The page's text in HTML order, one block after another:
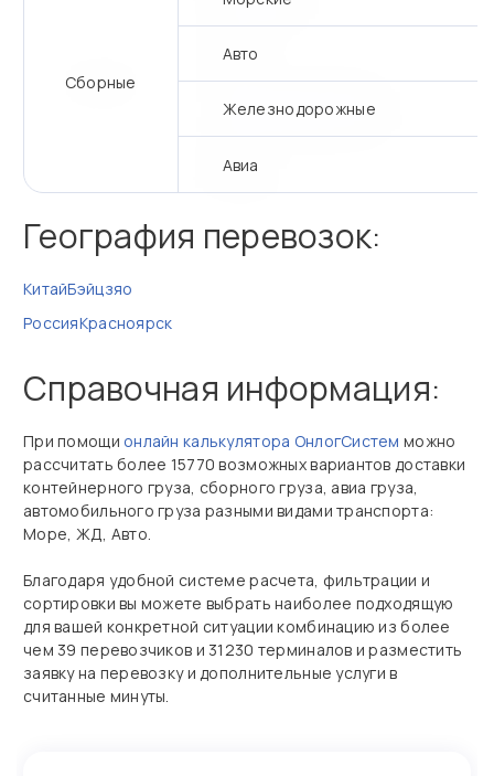
Сборные
Авто
Железнодорожные
Авиа
География перевозок:
КитайБэйцзяо
РоссияКрасноярск
Справочная информация:
При помощи онлайн калькулятора ОнлогСистем можно
рассчитать более 15770 возможных вариантов доставки
контейнерного груза, сборного груза, авиа груза,
автомобильного груза разными видами транспорта:
Море, ЖД, Авто.
Благодаря удобной системе расчета, фильтрации и
сортировки вы можете выбрать наиболее подходящую
для вашей конкретной ситуации комбинацию из более
чем 39 перевозчиков и 31230 терминалов и разместить
заявку на перевозку и дополнительные услуги в
считанные минуты.